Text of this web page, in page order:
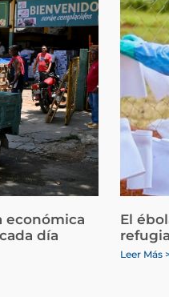
económica
día
El
Leer Más